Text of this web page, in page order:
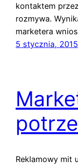
kontaktem
rozmywa.
marketera
5 stycznia, 2015
Reklamowy mit